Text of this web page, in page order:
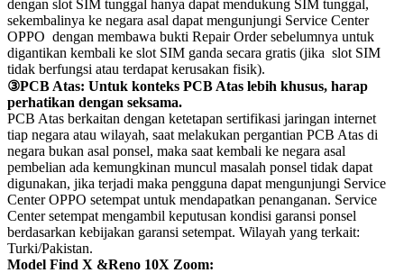
dengan slot SIM tunggal hanya dapat mendukung SIM tunggal,
sekembalinya ke negara asal dapat mengunjungi Service Center
OPPO dengan membawa bukti Repair Order sebelumnya untuk
digantikan kembali ke slot SIM ganda secara gratis (jika slot SIM
tidak berfungsi atau terdapat kerusakan fisik).
③PCB Atas: Untuk konteks PCB Atas lebih khusus, harap
perhatikan dengan seksama.
PCB Atas berkaitan dengan ketetapan sertifikasi jaringan internet
tiap negara atau wilayah, saat melakukan pergantian PCB Atas di
negara bukan asal ponsel, maka saat kembali ke negara asal
pembelian ada kemungkinan muncul masalah ponsel tidak dapat
digunakan, jika terjadi maka pengguna dapat mengunjungi Service
Center OPPO setempat untuk mendapatkan penanganan. Service
Center setempat mengambil keputusan kondisi garansi ponsel
berdasarkan kebijakan garansi setempat. Wilayah yang terkait:
Turki/Pakistan.
Model Find X &Reno 10X Zoom: